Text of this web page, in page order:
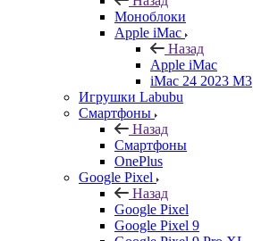
Моноблоки
Apple iMac
Назад
Apple iMac
iMac 24 2023 M3
Игрушки Labubu
Смартфоны
Назад
Смартфоны
OnePlus
Google Pixel
Назад
Google Pixel
Google Pixel 9